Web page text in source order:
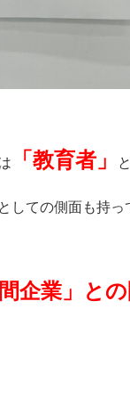
「教育者」
としての側面も持っ
企業」と